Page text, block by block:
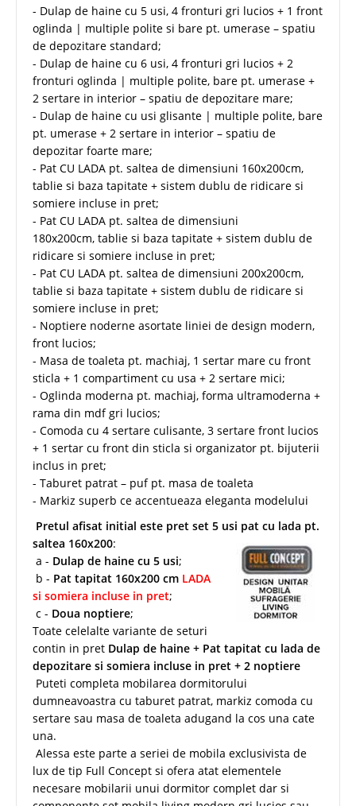
- Dulap de haine cu 5 usi, 4 fronturi gri lucios + 1 front
oglinda | multiple polite si bare pt. umerase – spatiu
de depozitare standard;
- Dulap de haine cu 6 usi, 4 fronturi gri lucios + 2
fronturi oglinda | multiple polite, bare pt. umerase +
2 sertare in interior – spatiu de depozitare mare;
- Dulap de haine cu usi glisante | multiple polite, bare
pt. umerase + 2 sertare in interior – spatiu de
depozitar foarte mare;
- Pat CU LADA pt. saltea de dimensiuni 160x200cm,
tablie si baza tapitate + sistem dublu de ridicare si
somiere incluse in pret;
- Pat CU LADA pt. saltea de dimensiuni
180x200cm, tablie si baza tapitate + sistem dublu de
ridicare si somiere incluse in pret;
- Pat CU LADA pt. saltea de dimensiuni 200x200cm,
tablie si baza tapitate + sistem dublu de ridicare si
somiere incluse in pret;
- Noptiere noderne asortate liniei de design modern,
front lucios;
- Masa de toaleta pt. machiaj, 1 sertar mare cu front
sticla + 1 compartiment cu usa + 2 sertare mici;
- Oglinda moderna pt. machiaj, forma ultramoderna +
rama din mdf gri lucios;
- Comoda cu 4 sertare culisante, 3 sertare front lucios
+ 1 sertar cu front din sticla si organizator pt. bijuterii
inclus in pret;
- Taburet patrat – puf pt. masa de toaleta
- Markiz superb ce accentueaza eleganta modelului
Pretul afisat initial este pret set 5 usi pat cu lada pt.
saltea 160x200:
a - Dulap de haine cu 5 usi;
b - Pat tapitat 160x200 cm LADA
si somiera incluse in pret;
c - Doua noptiere;
Toate celelalte variante de seturi
contin in pret Dulap de haine + Pat tapitat cu lada de
depozitare si somiera incluse in pret + 2 noptiere
Puteti completa mobilarea dormitorului
dumneavoastra cu taburet patrat, markiz comoda cu
sertare sau masa de toaleta adugand la cos una cate
una.
Alessa este parte a seriei de mobila exclusivista de
lux de tip Full Concept si ofera atat elementele
necesare mobilarii unui dormitor complet dar si